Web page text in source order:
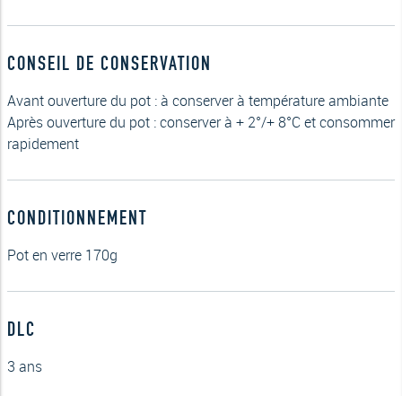
CONSEIL DE CONSERVATION
Avant ouverture du pot : à conserver à température ambiante
Après ouverture du pot : conserver à + 2°/+ 8°C et consommer
rapidement
CONDITIONNEMENT
Pot en verre 170g
DLC
3 ans